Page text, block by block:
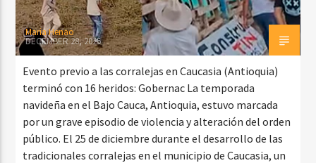
Maria Henao
DECEMBER 28, 2025
Evento previo a las corralejas en Caucasia (Antioquia)
terminó con 16 heridos: Gobernac La temporada
navideña en el Bajo Cauca, Antioquia, estuvo marcada
por un grave episodio de violencia y alteración del orden
público. El 25 de diciembre durante el desarrollo de las
tradicionales corralejas en el municipio de Caucasia, un